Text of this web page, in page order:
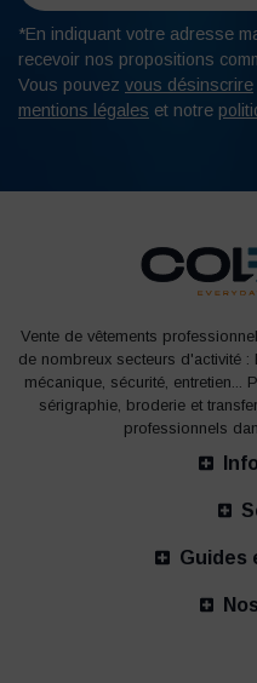
*En indiquant votre adresse
recevoir nos propositions
Vous pouvez vous désinscrire
mentions légales et notre
Vente de vêtements
de nombreux secteurs d'activité :
mécanique, sécurité, entretien...
sérigraphie, broderie et
professionnels
Guides